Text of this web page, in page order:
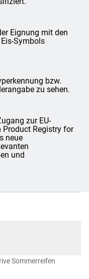
Eignung mit den
Symbols
bzw.
zu sehen.
zur EU-
Product Registry for
neue
und
Sommerreifen